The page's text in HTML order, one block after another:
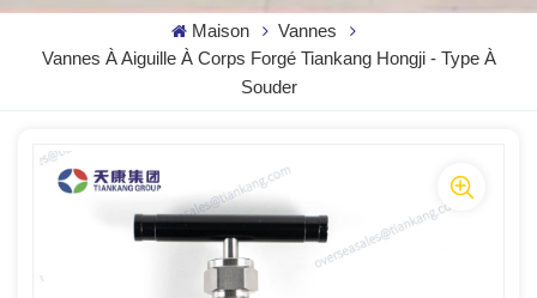
Maison
Vannes
Vannes À Aiguille À Corps Forgé Tiankang Hongji - Type À
Souder